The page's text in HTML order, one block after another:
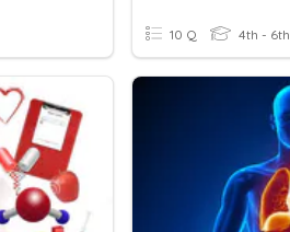
10 Q 4th - 6th